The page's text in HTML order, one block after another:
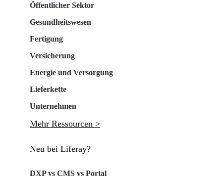
Öffentlicher Sektor
Gesundheitswesen
Fertigung
Versicherung
Energie und Versorgung
Lieferkette
Unternehmen
Mehr Ressourcen >
Neu bei Liferay?
DXP vs CMS vs Portal